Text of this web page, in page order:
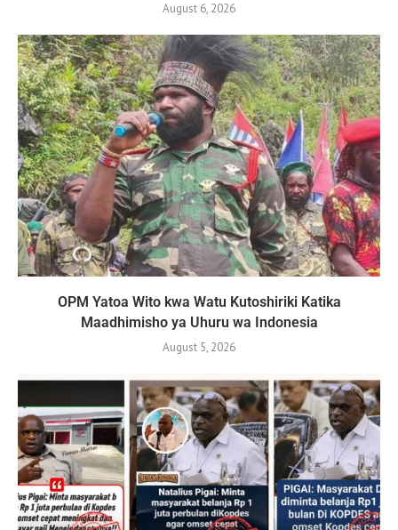
August 6, 2026
OPM Yatoa Wito kwa Watu Kutoshiriki Katika
Maadhimisho ya Uhuru wa Indonesia
August 5, 2026